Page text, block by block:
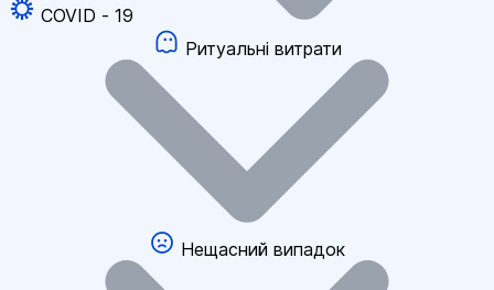
COVID - 19
Ритуальні витрати
Нещасний випадок